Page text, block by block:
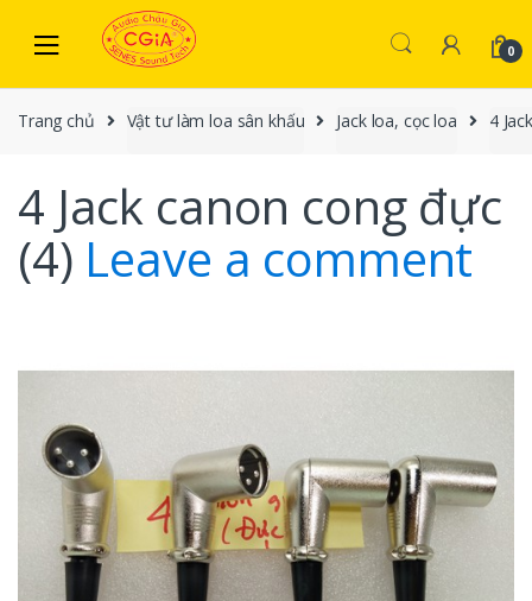
Skip to navigation
0
Trang chủ Vật tư làm loa sân khấu Jack loa, cọc loa 4
4 Jack canon cong đực
(4) Leave a comment